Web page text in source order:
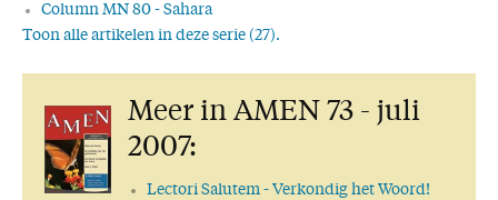
Column MN 80 - Sahara
Toon alle artikelen in deze serie (27).
Column MN 83 - Uit en thuis
Column MN 84 - Golfplaten daken
Column MN 85 - Kunst in het park
Column MN 86 - Een vrijwilliger
Meer in AMEN 73 - juli
2007:
Lectori Salutem- Verkondig het Woord!